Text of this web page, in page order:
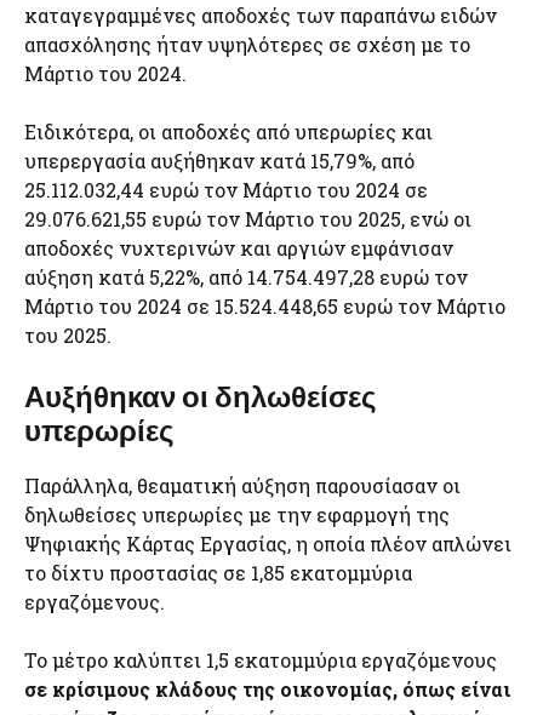
καταγεγραμμένες αποδοχές των παραπάνω ειδών
απασχόλησης ήταν υψηλότερες σε σχέση με το
Μάρτιο του 2024.
Ειδικότερα, οι αποδοχές από υπερωρίες και
υπερεργασία αυξήθηκαν κατά 15,79%, από
25.112.032,44 ευρώ τον Μάρτιο του 2024 σε
29.076.621,55 ευρώ τον Μάρτιο του 2025, ενώ οι
αποδοχές νυχτερινών και αργιών εμφάνισαν
αύξηση κατά 5,22%, από 14.754.497,28 ευρώ τον
Μάρτιο του 2024 σε 15.524.448,65 ευρώ τον Μάρτιο
του 2025.
Αυξήθηκαν οι δηλωθείσες
υπερωρίες
Παράλληλα, θεαματική αύξηση παρουσίασαν οι
δηλωθείσες υπερωρίες με την εφαρμογή της
Ψηφιακής Κάρτας Εργασίας, η οποία πλέον απλώνει
το δίχτυ προστασίας σε 1,85 εκατομμύρια
εργαζόμενους.
Το μέτρο καλύπτει 1,5 εκατομμύρια εργαζόμενους
σε κρίσιμους κλάδους της οικονομίας, όπως είναι